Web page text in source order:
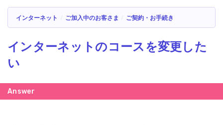
インターネット ご加入中のお客さま ご契約・お手続き
インターネットのコースを変更した
い